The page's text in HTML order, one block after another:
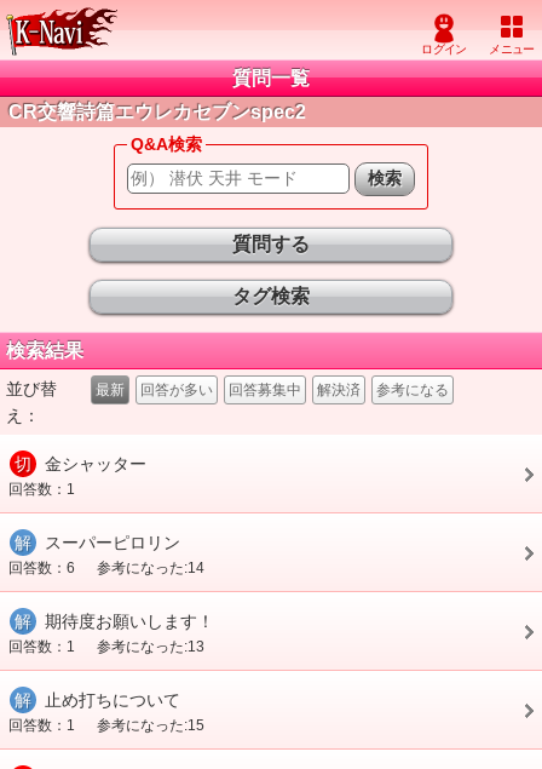
質問一覧
CR交響詩篇エウレカセブンspec2
Q&A検索
質問する
タグ検索
検索結果
並び替
え：
最新 回答が多い 回答募集中 解決済 参考になる
切 金シャッター
回答数：1
解 スーパーピロリン
回答数：6 参考になった:14
解 期待度お願いします！
回答数：1 参考になった:13
解 止め打ちについて
回答数：1 参考になった:15